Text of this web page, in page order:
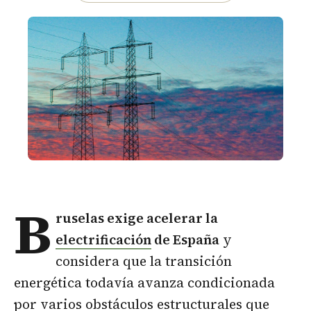
B ruselas exige acelerar la
electrificaciónde España y
considera que la transición
energética todavía avanza condicionada
por varios obstáculos estructurales que